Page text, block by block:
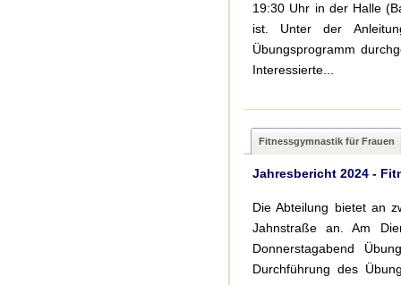
19:30 Uhr in der Halle
ist. Unter der
Übungsprogramm
Interessierte...
Fitnessgymnastik für Frauen
Jahresbericht 2024 -
Die Abteilung bietet an
Jahnstraße an. Am
Donnerstagabend
Durchführung des